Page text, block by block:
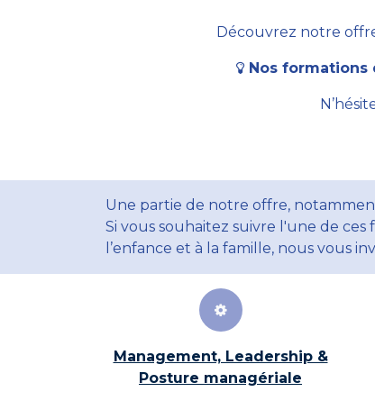
Découvrez notre
Nos formations
Une partie de notre offre,
Si vous souhaitez suivre l'une de ces
l’enfance et à la famille, nous vous
Management, Leadership &
Posture managériale